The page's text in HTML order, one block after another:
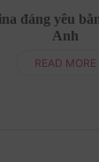
đáng yêu
Anh
READ MORE